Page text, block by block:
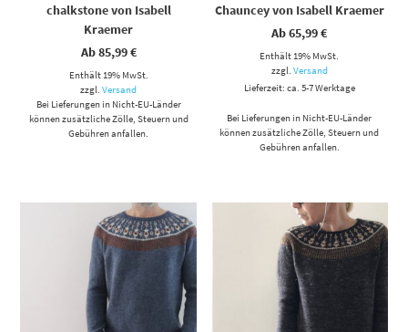
chalkstone von Isabell
Kraemer
Ab85,99€
Enthält 19% MwSt.
zzgl.Versand
Bei Lieferungen in Nicht-EU-Länder
können zusätzliche Zölle, Steuern und
Gebühren anfallen.
Chauncey von Isabell Kraemer
Ab65,99€
Enthält 19% MwSt.
zzgl. Versand
Lieferzeit: ca. 5-7 Werktage
Bei Lieferungen in Nicht-EU-Länder
können zusätzliche Zölle, Steuern und
Gebühren anfallen.
Dieses Produkt weist mehrere Varianten auf. Die Optionen können auf der Produktseite gewählt werden Dieses Produkt weist mehrere Varianten auf. Die Optionen können auf der Produktseite gewählt werden